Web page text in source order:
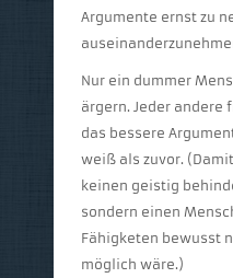
Argumente ernst zu
Nur ein dummer
ärgern. Jeder andere
das bessere
weiß als zuvor.
keinen geistig
sondern einen
Fähigketen bewusst
möglich wäre.)